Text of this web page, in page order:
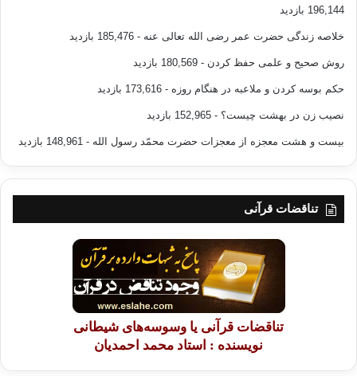
196,144 بازدید
خلاصه زندگی حضرت عمر رضی الله تعالی عنه - 185,476 بازدید
روش صحیح و علمی حفظ کردن - 180,569 بازدید
حکم بوسه کردن و ملاعبه در هنگام روزه - 173,616 بازدید
نصیب زن در بهشت چیست؟ - 152,965 بازدید
بیست و هشت معجزه از معجزات حضرت محمّد رسول الله - 148,961 بازدید
تناقضات قرآنی
تناقضات قرآنی یا وسوسه‌های شیطانی
نویسنده : استاد محمد احمدیان